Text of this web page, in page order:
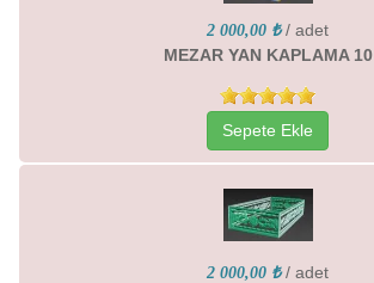
2 000,00 ₺ / adet
MEZAR YAN KAPLAMA 10
Sepete Ekle
2 000,00 ₺ / adet